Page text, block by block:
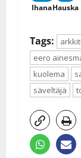
IhanaHauska
Tags:
eero
kuolema
säveltäjä